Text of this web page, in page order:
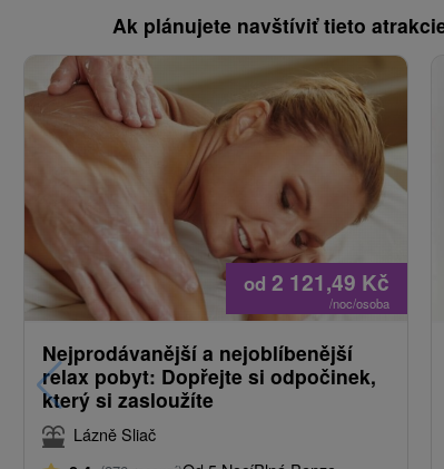
Ak plánujete navštíviť tieto
od 2 121,49 Kč
/noc/osoba
Nejprodávanější a nejoblíbenější
relax pobyt: Dopřejte si odpočinek,
který si zasloužíte
Lázně Sliač